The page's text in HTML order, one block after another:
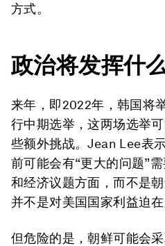
方式。
政治将发挥什
来年，即2022年，韩国将
行中期选举，这两场选举
些额外挑战。Jean Lee表
前可能会有“更大的问题”
和经济议题方面，而不是
并不是对美国国家利益迫在
但危险的是，朝鲜可能会